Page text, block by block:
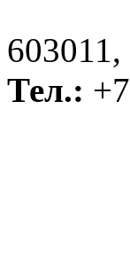
603011,
Тел.: